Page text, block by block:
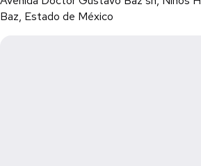
Baz, Estado de México